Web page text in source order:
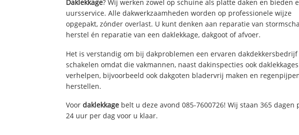
Daklekkage? Wij werken zowel op schuine als platte daken en bieden
uursservice. Alle dakwerkzaamheden worden op professionele wijze
opgepakt, zónder overlast. U kunt denken aan reparatie van
herstel én reparatie van een daklekkage, dakgoot of afvoer.
Het is verstandig om bij dakproblemen een ervaren
schakelen omdat die vakmannen, naast dakinspecties ook daklekkages
verhelpen, bijvoorbeeld ook dakgoten bladervrij maken en
herstellen.
Voordaklekkage belt u deze avond 085-7600726! Wij staan 365 dagen
24 uur per dag voor u klaar.